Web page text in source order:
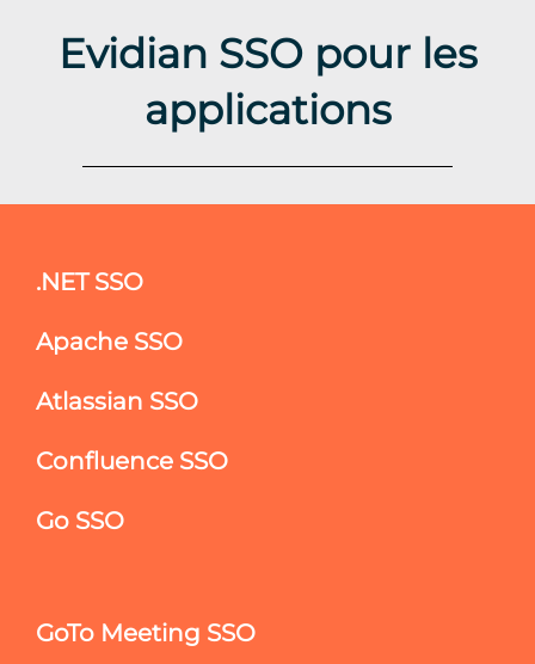
Evidian SSO pour les
applications
.NET SSO
Apache SSO
Atlassian SSO
Confluence SSO
Go SSO
GoTo Meeting SSO